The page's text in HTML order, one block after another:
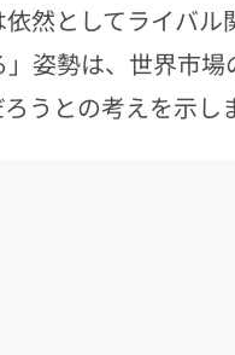
然としてライバ
姿勢は、世界市
うとの考えを示し